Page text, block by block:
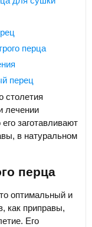
перца
перец
столетия
лечении
заготавливают
в натуральном
перца
оптимальный и
как приправы,
Его